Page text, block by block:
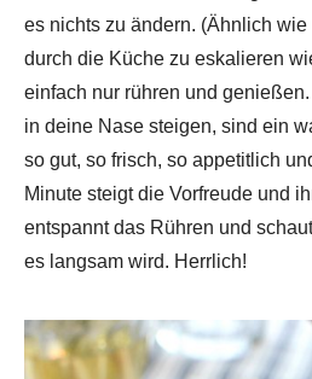
es nichts zu ändern. (Ähnlich
durch die Küche zu eskalieren
einfach nur rühren und
in deine Nase steigen, sind ein
so gut, so frisch, so appetitlich
Minute steigt die Vorfreude und
entspannt das Rühren und
es langsam wird. Herrlich!